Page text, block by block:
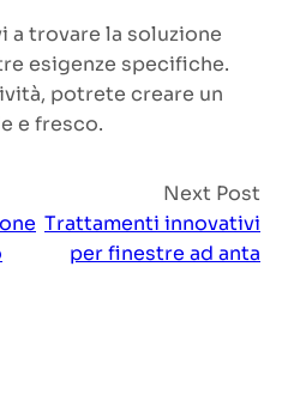
a trovare la soluzione
esigenze specifiche.
potrete creare un
e fresco.
Next Post
Trattamenti innovativi
per finestre ad anta